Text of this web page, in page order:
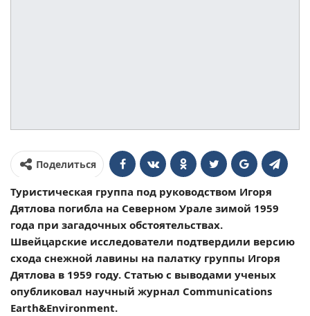
Поделиться
Туристическая группа под руководством Игоря
Дятлова погибла на Северном Урале зимой 1959
года при загадочных обстоятельствах.
Швейцарские исследователи подтвердили версию
схода снежной лавины на палатку группы Игоря
Дятлова в 1959 году. Статью с выводами ученых
опубликовал научный журнал Communications
Earth&Environment.